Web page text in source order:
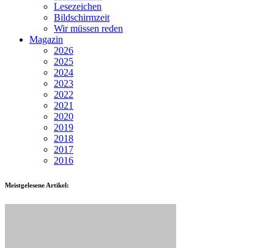
Lesezeichen
Bildschirmzeit
Wir müssen reden
Magazin
2026
2025
2024
2023
2022
2021
2020
2019
2018
2017
2016
Meistgelesene Artikel: